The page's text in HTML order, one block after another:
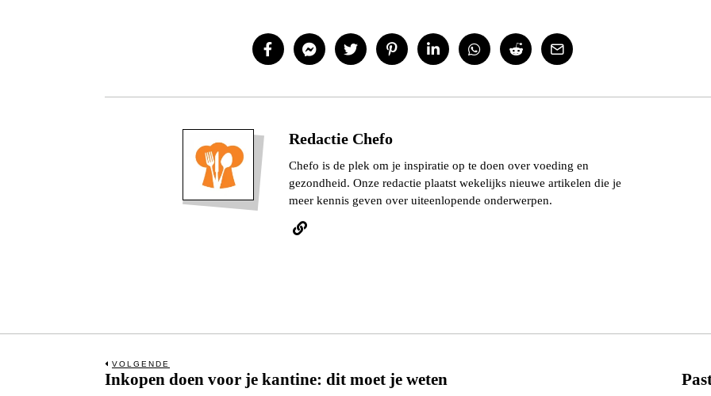
Redactie Chefo
Chefo is de plek om je inspiratie op te doen over voeding en
gezondheid. Onze redactie plaatst wekelijks nieuwe artikelen die je
meer kennis geven over uiteenlopende onderwerpen.
Bericht
VOLGENDE
Previous
Inkopen doen voor je kantine: dit moet je weten